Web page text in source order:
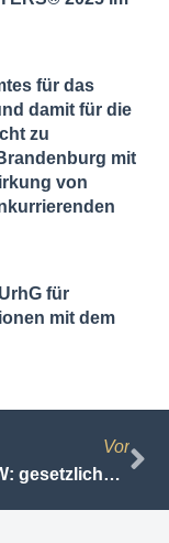
für das
damit für die
zu
mit
von
für
mit dem
Vor
OVG NRW: gesetzliche Verpflichtung zur Speicherung von Vorratsdaten verstößt gegen EU-Recht